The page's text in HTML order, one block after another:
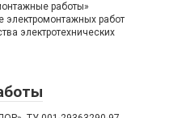
работы»
электромонтажных работ
электротехнических